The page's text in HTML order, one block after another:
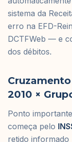
sistema da
erro na EFD-
DCTFWeb — e
dos débitos.
2010 ×
Ponto
começa pelo
retido informado